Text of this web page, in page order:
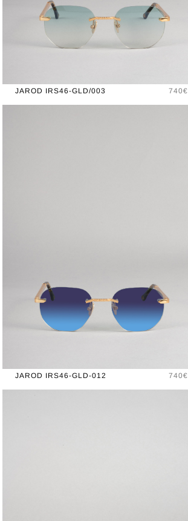
JAROD IRS46-GLD/003 Prix
740€
JAROD IRS46-GLD-012 Prix
740€